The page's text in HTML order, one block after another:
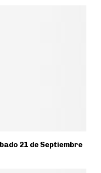
21 de Septiembre